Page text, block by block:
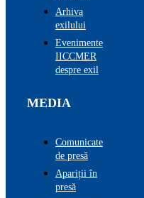
Arhiva
exilului
Evenimente
IICCMER
despre exil
MEDIA
Comunicate
de presă
Apariții în
presă